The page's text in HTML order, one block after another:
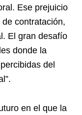
Ese prejuicio
contratación,
El gran desafío
donde la
del
en el que la